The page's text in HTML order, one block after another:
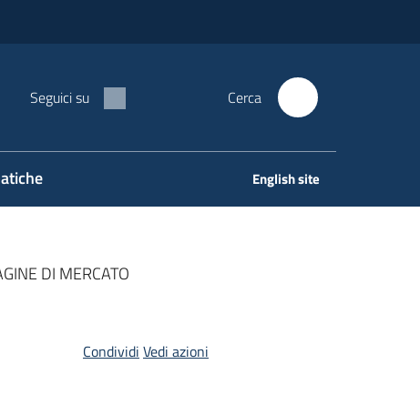
Seguici su Cerca
English site
DI MERCATO
Condividi Vedi azioni